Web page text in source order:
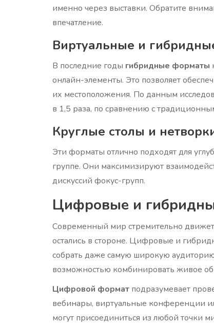
именно через выставки. Обратите
впечатление.
Виртуальные и
В последние годы гибридные форматы
онлайн-элементы. Это позволяет
их местоположения. По данным
в 1,5 раза, по сравнению с
Круглые столы и
Эти форматы отлично подходят для
группе. Они максимизируют
дискуссий фокус-групп.
Цифровые и
Современный мир стремительно
остались в стороне. Цифровые и
собрать даже самую широкую
возможностью комбинировать живое
Цифровой формат подразумевает
вебинары, виртуальные конференции
могут присоединиться из любой точки